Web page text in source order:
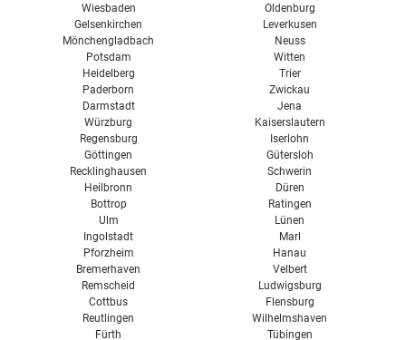
Wiesbaden
Gelsenkirchen
Mönchengladbach
Oldenburg
Leverkusen
Neuss
Potsdam
Heidelberg
Paderborn
Darmstadt
Würzburg
Regensburg
Göttingen
Recklinghausen
Heilbronn
Bottrop
Ulm
Ingolstadt
Pforzheim
Bremerhaven
Remscheid
Cottbus
Reutlingen
Fürth
Witten
Trier
Zwickau
Jena
Kaiserslautern
Iserlohn
Gütersloh
Schwerin
Düren
Ratingen
Lünen
Marl
Hanau
Velbert
Ludwigsburg
Flensburg
Wilhelmshaven
Tübingen